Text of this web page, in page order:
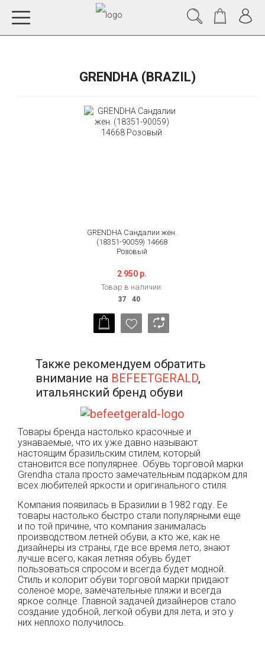
GRENDHA (BRAZIL)
GRENDHA Сандалии жен.
(18351-90059) 14668
Розовый
2 950 р.
Товар в наличии:
Также рекомендуем обратить
внимание на BEFEETGERALD,
итальянский бренд обуви
Товары бренда настолько красочные и
узнаваемые, что их уже давно называют
настоящим бразильским стилем, который
становится все популярнее. Обувь торговой марки
Grendha стала просто замечательным подарком для
всех любителей яркости и оригинального стиля.
Компания появилась в Бразилии в 1982 году. Ее
товары настолько быстро стали популярными еще
и по той причине, что компания занималась
производством летней обуви, а кто же, как не
дизайнеры из страны, где все время лето, знают
лучше всего, какая летняя обувь будет
пользоваться спросом и всегда будет модной.
Стиль и колорит обуви торговой марки придают
соленое море, замечательные пляжи и всегда
яркое солнце. Главной задачей дизайнеров стало
создание удобной, легкой обуви для лета, и это у
них неплохо получилось.